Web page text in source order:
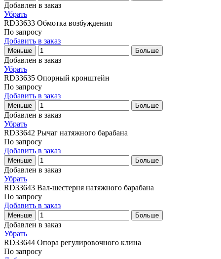
Добавлен в заказ
Убрать
RD33633 Обмотка возбуждения
По запросу
Добавить в заказ
Меньше Больше
Добавлен в заказ
Убрать
RD33635 Опорный кронштейн
По запросу
Добавить в заказ
Меньше Больше
Добавлен в заказ
Убрать
RD33642 Рычаг натяжного барабана
По запросу
Добавить в заказ
Меньше Больше
Добавлен в заказ
Убрать
RD33643 Вал-шестерня натяжного барабана
По запросу
Добавить в заказ
Меньше Больше
Добавлен в заказ
Убрать
RD33644 Опора регулировочного клина
По запросу